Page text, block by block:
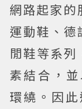
網路起家
運動鞋、德
閒鞋等系
素結合，
環繞。因